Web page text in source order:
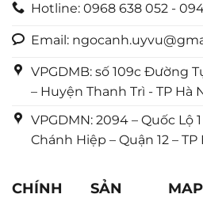
Hotline: 0968 638 052 -
Email:
VPGDMB: số 109c Đường
– Huyện Thanh Trì - TP Hà
VPGDMN: 2094 – Quốc Lộ
Chánh Hiệp – Quận 12 – TP
CHÍNH
SẢN